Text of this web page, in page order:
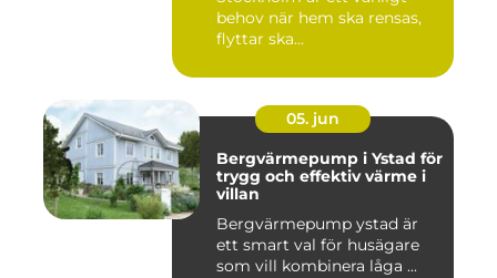
behov när hem ska rensas,
flyttar ska...
05. jun
Bergvärmepump i Ystad för
trygg och effektiv värme i
villan
Bergvärmepump ystad är
ett smart val för husägare
som vill kombinera låga ...